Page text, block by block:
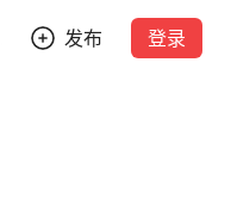
发布 登录